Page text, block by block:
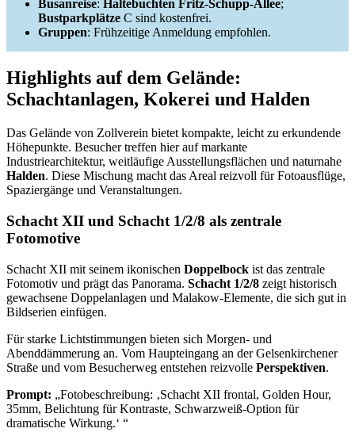
Busanreise: Haltebuchten Fritz-Schupp-Allee;
Bustparkplätze C sind kostenfrei.
Gruppen: Frühzeitige Anmeldung empfohlen.
Highlights auf dem Gelände:
Schachtanlagen, Kokerei und Halden
Das Gelände von Zollverein bietet kompakte, leicht zu erkundende
Höhepunkte. Besucher treffen hier auf markante
Industriearchitektur, weitläufige Ausstellungsflächen und naturnahe
Halden. Diese Mischung macht das Areal reizvoll für Fotoausflüge,
Spaziergänge und Veranstaltungen.
Schacht XII und Schacht 1/2/8 als zentrale
Fotomotive
Schacht XII mit seinem ikonischen Doppelbock ist das zentrale
Fotomotiv und prägt das Panorama. Schacht 1/2/8 zeigt historisch
gewachsene Doppelanlagen und Malakow-Elemente, die sich gut in
Bildserien einfügen.
Für starke Lichtstimmungen bieten sich Morgen- und
Abenddämmerung an. Vom Haupteingang an der Gelsenkirchener
Straße und vom Besucherweg entstehen reizvolle Perspektiven.
Prompt: „Fotobeschreibung: ‚Schacht XII frontal, Golden Hour,
35mm, Belichtung für Kontraste, Schwarzweiß-Option für
dramatische Wirkung.‘ “